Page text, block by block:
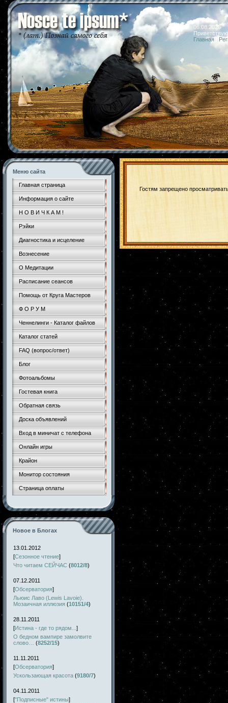
06.08.2026
Главная
Меню сайта
Главная страница
Информация о сайте
Н О В И Ч К А М !
Рэйки
Диагностика и исцеление
Вознесение
О Медитации
Расписание сеансов
Помощь от Круга Мастеров
Ф О Р У М
Ченнелинги - Каталог файлов
Каталог статей
FAQ (вопрос/ответ)
Блог
Фотоальбомы
Гостевая книга
Обратная связь
Доска объявлений
Вход в миничат с телефона
Онлайн игры
Крайон
Монитор состояния
Страница оплаты
Новое в Блогах
13.01.2012
[Сезонное чтение]
Что читаем СЕЙЧАС (8012/8)
07.12.2011
[Обсерватория]
Льюис Лаво (Lewis Lavoie).
Мозаичная иллюзия (10151/4)
28.11.2011
[Истина - где то рядом... ]
О бедном вампире замолвите
слово…
(8252/15)
11.11.2011
[Обсерватория]
Ускользающая красота (9180/7)
04.11.2011
["Подписные" истины]
Гостям запрещено